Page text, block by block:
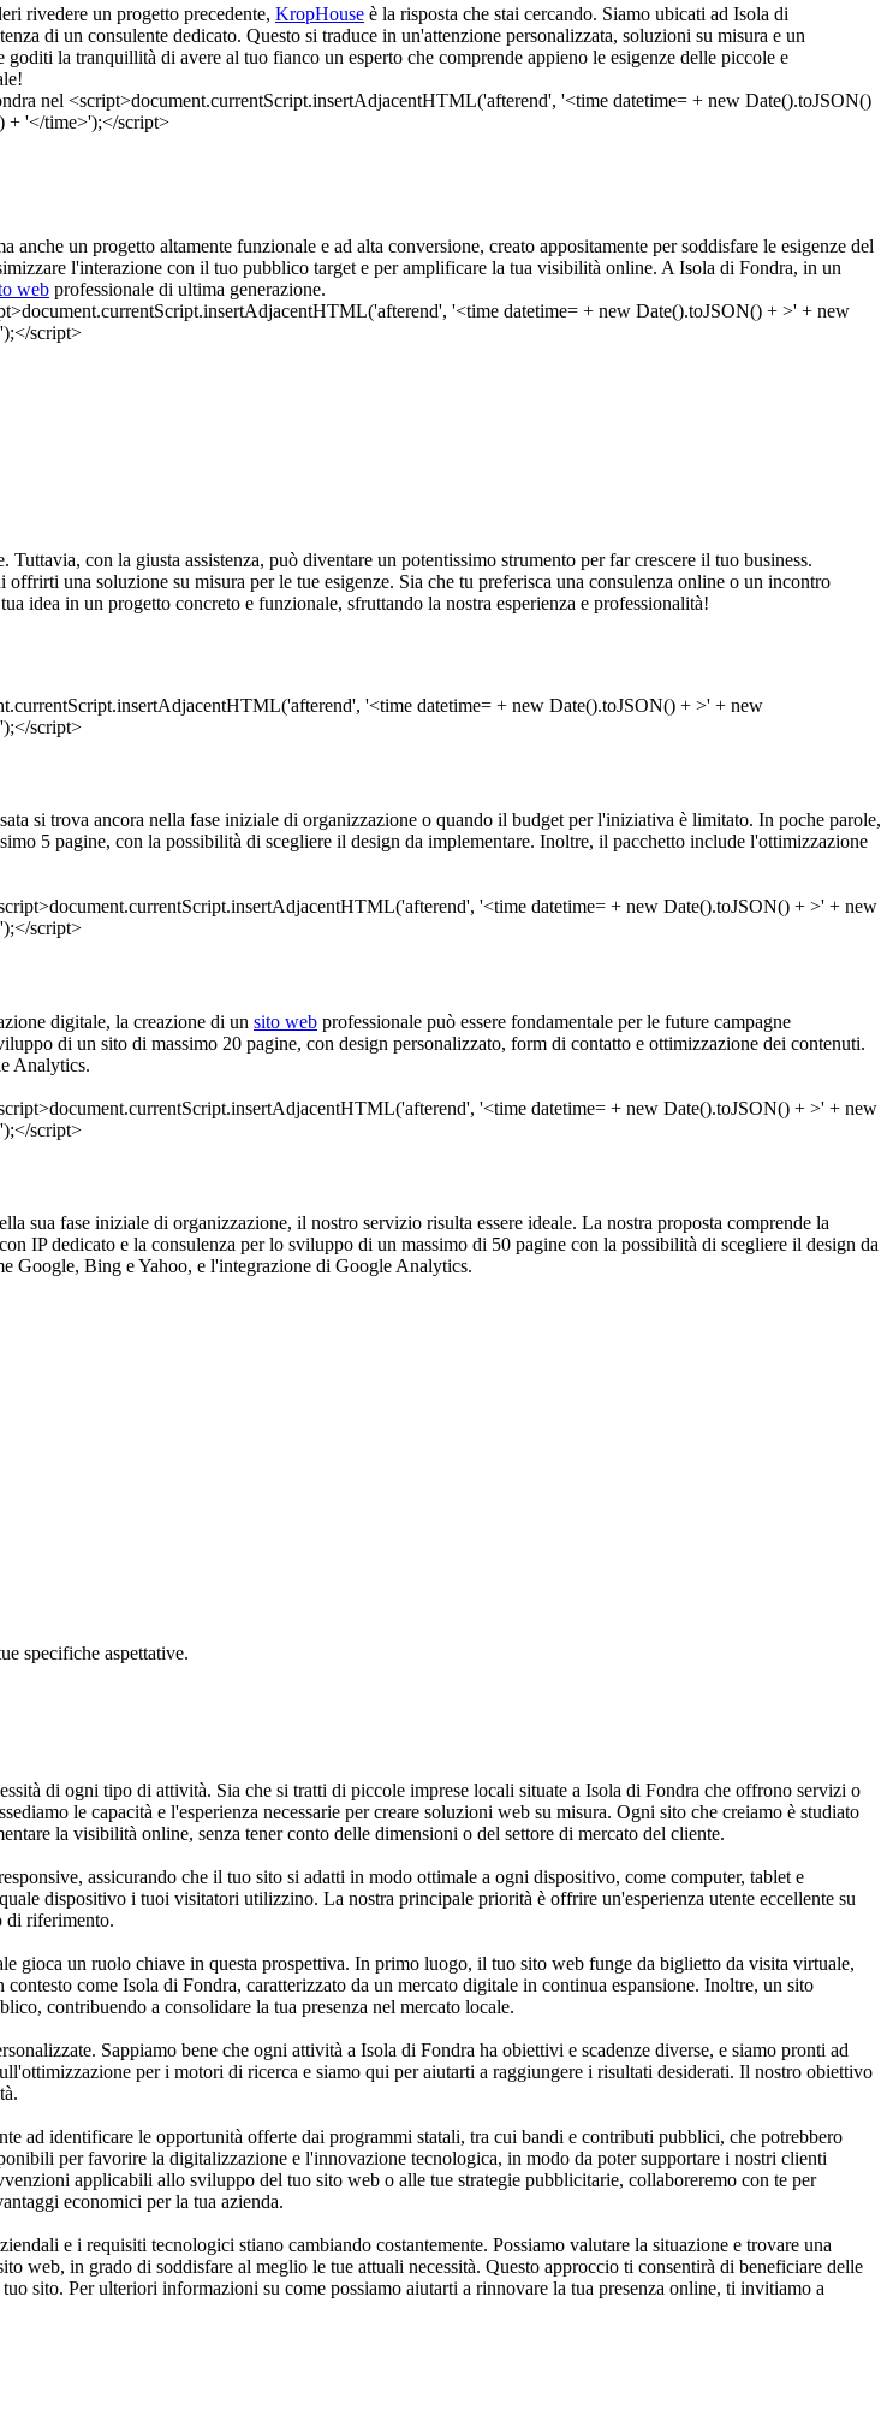
rivedere un progetto precedente, KropHouse è la risposta che stai cercando. Siamo ubicati ad Isola di
di un consulente dedicato. Questo si traduce in un'attenzione personalizzata, soluzioni su misura e un
goditi la tranquillità di avere al tuo fianco un esperto che comprende appieno le esigenze delle piccole e
anche un progetto altamente funzionale e ad alta conversione, creato appositamente per soddisfare le esigenze del
l'interazione con il tuo pubblico target e per amplificare la tua visibilità online. A Isola di Fondra, in un
web professionale di ultima generazione.
Tuttavia, con la giusta assistenza, può diventare un potentissimo strumento per far crescere il tuo business.
una soluzione su misura per le tue esigenze. Sia che tu preferisca una consulenza online o un incontro
idea in un progetto concreto e funzionale, sfruttando la nostra esperienza e professionalità!
si trova ancora nella fase iniziale di organizzazione o quando il budget per l'iniziativa è limitato. In poche parole,
5 pagine, con la possibilità di scegliere il design da implementare. Inoltre, il pacchetto include l'ottimizzazione
digitale, la creazione di un sito web professionale può essere fondamentale per le future campagne
di un sito di massimo 20 pagine, con design personalizzato, form di contatto e ottimizzazione dei contenuti.
Analytics.
sua fase iniziale di organizzazione, il nostro servizio risulta essere ideale. La nostra proposta comprende la
IP dedicato e la consulenza per lo sviluppo di un massimo di 50 pagine con la possibilità di scegliere il design da
Google, Bing e Yahoo, e l'integrazione di Google Analytics.
specifiche aspettative.
di ogni tipo di attività. Sia che si tratti di piccole imprese locali situate a Isola di Fondra che offrono servizi o
le capacità e l'esperienza necessarie per creare soluzioni web su misura. Ogni sito che creiamo è studiato
la visibilità online, senza tener conto delle dimensioni o del settore di mercato del cliente.
assicurando che il tuo sito si adatti in modo ottimale a ogni dispositivo, come computer, tablet e
dispositivo i tuoi visitatori utilizzino. La nostra principale priorità è offrire un'esperienza utente eccellente su
di riferimento.
gioca un ruolo chiave in questa prospettiva. In primo luogo, il tuo sito web funge da biglietto da visita virtuale,
come Isola di Fondra, caratterizzato da un mercato digitale in continua espansione. Inoltre, un sito
contribuendo a consolidare la tua presenza nel mercato locale.
Sappiamo bene che ogni attività a Isola di Fondra ha obiettivi e scadenze diverse, e siamo pronti ad
per i motori di ricerca e siamo qui per aiutarti a raggiungere i risultati desiderati. Il nostro obiettivo
ad identificare le opportunità offerte dai programmi statali, tra cui bandi e contributi pubblici, che potrebbero
per favorire la digitalizzazione e l'innovazione tecnologica, in modo da poter supportare i nostri clienti
applicabili allo sviluppo del tuo sito web o alle tue strategie pubblicitarie, collaboreremo con te per
economici per la tua azienda.
e i requisiti tecnologici stiano cambiando costantemente. Possiamo valutare la situazione e trovare una
web, in grado di soddisfare al meglio le tue attuali necessità. Questo approccio ti consentirà di beneficiare delle
sito. Per ulteriori informazioni su come possiamo aiutarti a rinnovare la tua presenza online, ti invitiamo a